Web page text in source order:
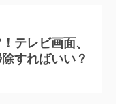
テレビ画面、
すればいい？